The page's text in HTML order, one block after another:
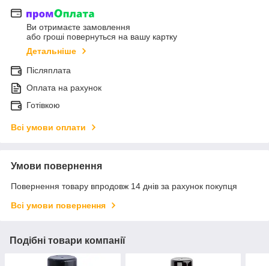
Ви отримаєте замовлення
або гроші повернуться на вашу картку
Детальніше
Післяплата
Оплата на рахунок
Готівкою
Всі умови оплати
Умови повернення
Повернення товару впродовж 14 днів за рахунок покупця
Всі умови повернення
Подібні товари компанії